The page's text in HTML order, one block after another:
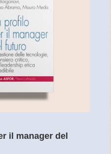
il manager del